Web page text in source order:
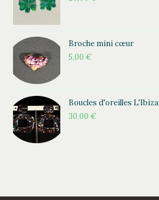
Broche mini cœur
5,00€
Boucles d'oreilles L'Ibiza
30,00€